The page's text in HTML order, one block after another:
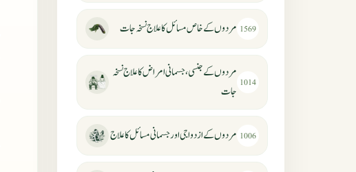
1569 مردوں کے خاص مسائل کا علاج نسخہ جات
1014
مردوں کے جنسی، جسمانی امراض کا علاج نسخہ
جات
1006 مردوں کے ازدواجی اور جسمانی مسائل کا علاج